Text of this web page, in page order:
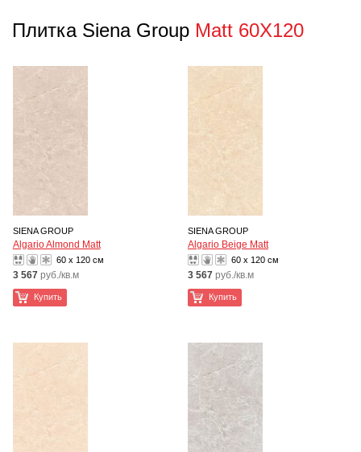
Плитка Siena Group Matt 60X120
SIENA GROUP
Algario Almond Matt
60 x 120 см
3 567 руб./кв.м
Купить
SIENA GROUP
Algario Beige Matt
60 x 120 см
3 567 руб./кв.м
Купить